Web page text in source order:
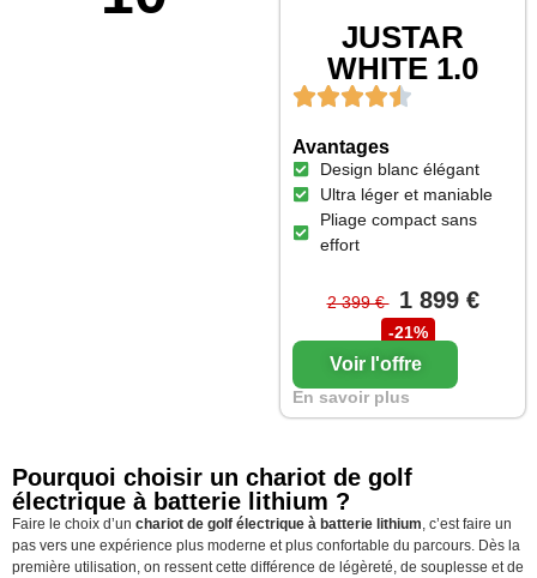
JUSTAR
WHITE 1.0
Avantages
Design blanc élégant
Ultra léger et maniable
Pliage compact sans
effort
2 399 € 1 899 €
-21%
Voir l'offre
En savoir plus
Pourquoi choisir un chariot de golf
électrique à batterie lithium ?
Faire le choix d’un chariot de golf électrique à batterie lithium, c’est faire un
pas vers une expérience plus moderne et plus confortable du parcours. Dès la
première utilisation, on ressent cette différence de légèreté, de souplesse et de